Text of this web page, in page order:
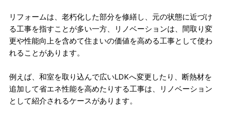
リフォームは、老朽化した部分を修繕し、元の状態に近づけ
る工事を指すことが多い一方、リノベーションは、間取り変
更や性能向上を含めて住まいの価値を高める工事として使わ
れることがあります。
例えば、和室を取り込んで広いLDKへ変更したり、断熱材を
追加して省エネ性能を高めたりする工事は、リノベーション
として紹介されるケースがあります。